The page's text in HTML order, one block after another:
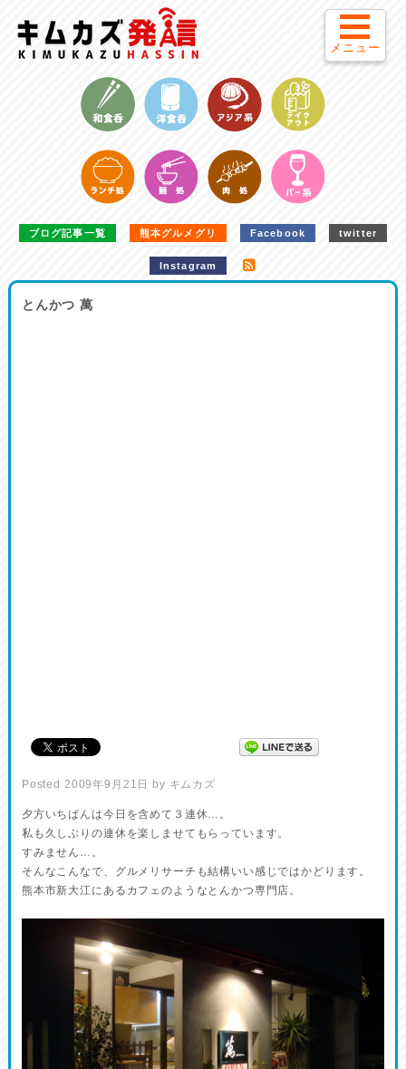
ブログ記事一覧 熊本グルメグリ Facebook twitter
Instagram
とんかつ 萬
Posted 2009年9月21日 by キムカズ
夕方いちばんは今日を含めて３連休…。
私も久しぶりの連休を楽しませてもらっています。
すみません…。
そんなこんなで、グルメリサーチも結構いい感じではかどります。
熊本市新大江にあるカフェのようなとんかつ専門店。
メニュー